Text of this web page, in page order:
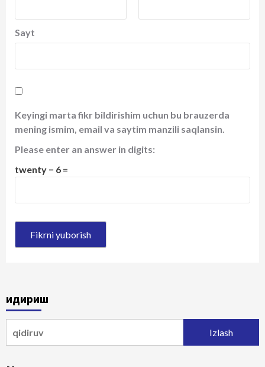
Sayt
Keyingi marta fikr bildirishim uchun bu brauzerda
mening ismim, email va saytim manzili saqlansin.
Please enter an answer in digits:
twenty − 6 =
Қидириш